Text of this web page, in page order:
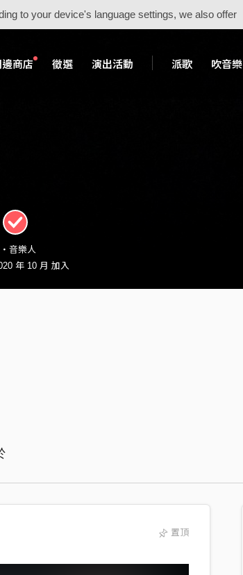
to your device's language settings, we also offer
邊商店 徵選 演出活動 派歌 吹音樂
音樂人
年 10 月 加入
置頂